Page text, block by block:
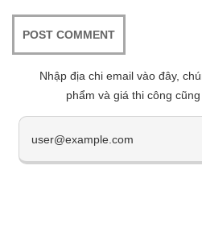
Nhập địa chi email vào đây,
phẩm và giá thi công